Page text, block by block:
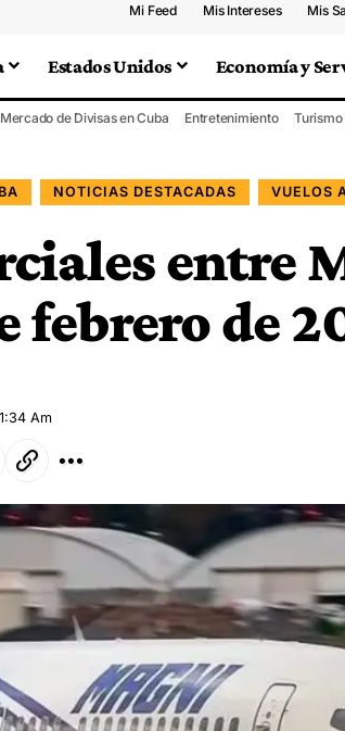
Mi Feed Mis Intereses Mis
Estados Unidos Economía y
Mercado de Divisas en Cuba Entretenimiento Turismo
NOTICIAS DESTACADAS VUELOS
entre
febrero de
Am